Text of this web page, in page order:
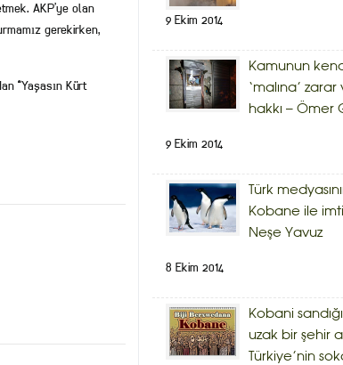
AKP’ye olan
gerekirken,
“Yaşasın Kürt
9 Ekim 2014
Kamunun
‘malına’
hakkı – Ömer
9 Ekim 2014
Türk
Kobane ile
Neşe Yavuz
8 Ekim 2014
Kobani
uzak bir şehir
Türkiye’nin